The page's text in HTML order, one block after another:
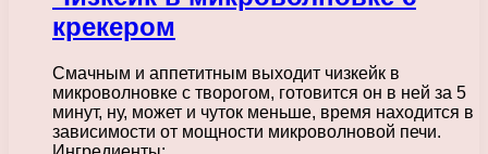
крекером
Смачным и аппетитным выходит чизкейк в
микроволновке с творогом, готовится он в ней за 5
минут, ну, может и чуток меньше, время находится в
зависимости от мощности микроволновой печи.